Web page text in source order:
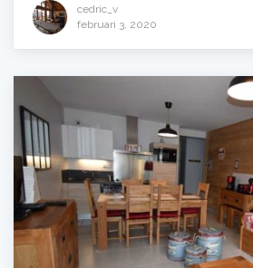
cedric_v
februari 3, 2020